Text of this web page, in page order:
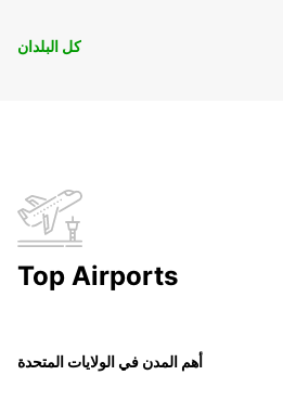
كل البلدان
Top Airports
أهم المدن في الولايات المتحدة